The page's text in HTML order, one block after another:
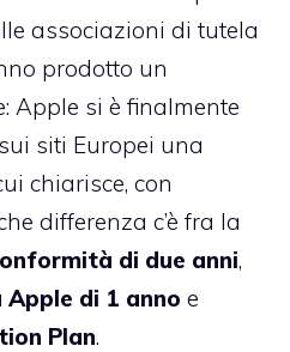
associazioni di tutela
prodotto un
Apple si è finalmente
siti Europei una
chiarisce, con
differenza c’è fra la
di due anni,
di 1 anno e
Plan.